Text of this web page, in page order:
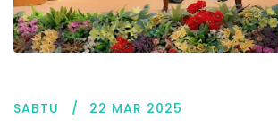
SABTU 22 MAR 2025